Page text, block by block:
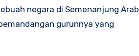
gurunnya yang